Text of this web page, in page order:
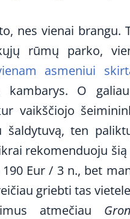
nes vienai brangu.
rūmų parko,
asmeniui
kambarys. O
vaikščiojo
ten
rekomenduoju
Eur / 3 n., bet
griebti tas
atmečiau